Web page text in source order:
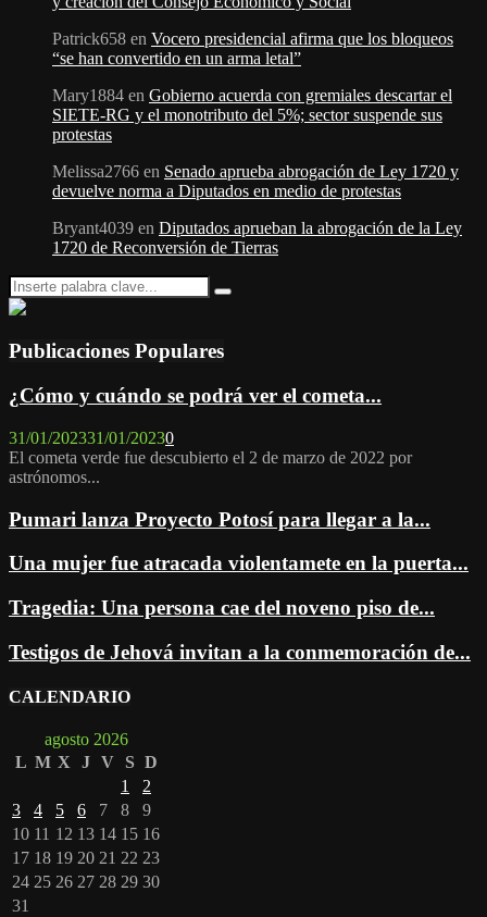
Patrick658 en Vocero presidencial afirma que los bloqueos
“se han convertido en un arma letal”
Mary1884 en Gobierno acuerda con gremiales descartar el
SIETE-RG y el monotributo del 5%; sector suspende sus
protestas
Melissa2766 en Senado aprueba abrogación de Ley 1720 y
devuelve norma a Diputados en medio de protestas
Bryant4039 en Diputados aprueban la abrogación de la Ley
1720 de Reconversión de Tierras
Search
for:
Search
Publicaciones Populares
¿Cómo y cuándo se podrá ver el cometa...
31/01/202331/01/20230
El cometa verde fue descubierto el 2 de marzo de 2022 por
astrónomos...
Pumari lanza Proyecto Potosí para llegar a la...
Una mujer fue atracada violentamete en la puerta...
Tragedia: Una persona cae del noveno piso de...
Testigos de Jehová invitan a la conmemoración de...
CALENDARIO
agosto 2026
L M X J V S D
1
2
3
4 5 6 7 8
9
10 11 12 13 14 15 16
17 18 19 20 21 22 23
24 25 26 27 28 29 30
31